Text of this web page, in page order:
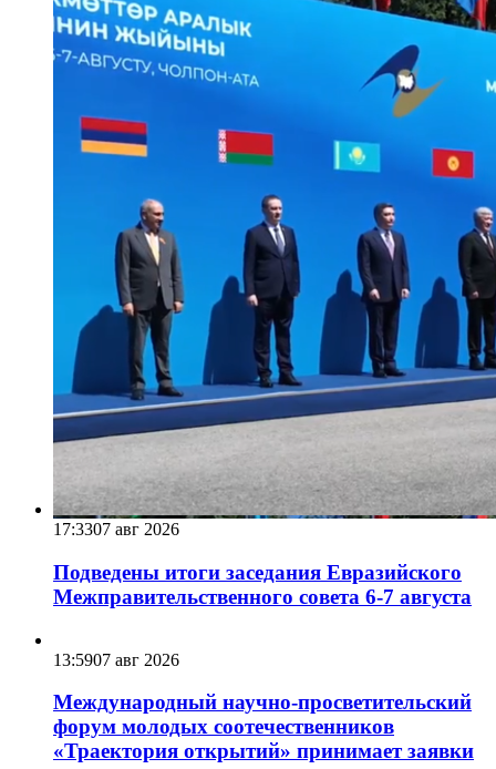
17:3307 авг 2026
Подведены итоги заседания Евразийского
Межправительственного совета 6-7 августа
13:5907 авг 2026
Международный научно-просветительский
форум молодых соотечественников
«Траектория открытий» принимает заявки